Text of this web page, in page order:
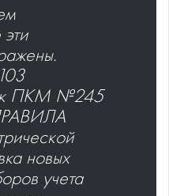
к ПКМ №245
новых
учета